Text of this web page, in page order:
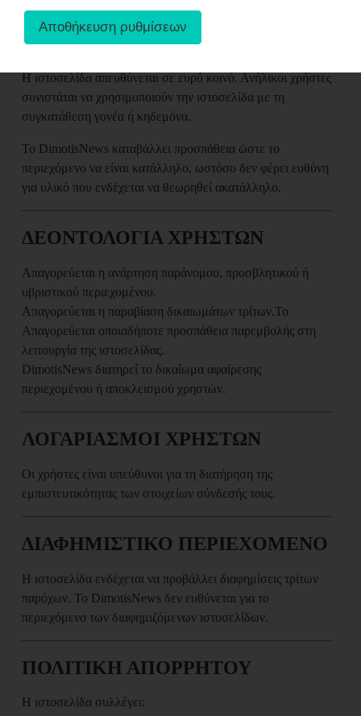
ΠΡΟΣΤΑΣΙΑ ΑΝΗΛΙΚΩΝ
Η ιστοσελίδα απευθύνεται σε ευρύ κοινό. Ανήλικοι χρήστες
συνιστάται να χρησιμοποιούν την ιστοσελίδα με τη
συγκατάθεση γονέα ή κηδεμόνα.
Το DimotisNews καταβάλλει προσπάθεια ώστε το
περιεχόμενο να είναι κατάλληλο, ωστόσο δεν φέρει ευθύνη
για υλικό που ενδέχεται να θεωρηθεί ακατάλληλο.
ΔΕΟΝΤΟΛΟΓΙΑ ΧΡΗΣΤΩΝ
Απαγορεύεται η ανάρτηση παράνομου, προσβλητικού ή
υβριστικού περιεχομένου.
Απαγορεύεται η παραβίαση δικαιωμάτων τρίτων.
Απαγορεύεται οποιαδήποτε προσπάθεια παρεμβολής στη
λειτουργία της ιστοσελίδας.
Το
DimotisNews διατηρεί το δικαίωμα αφαίρεσης
περιεχομένου ή αποκλεισμού χρηστών.
ΛΟΓΑΡΙΑΣΜΟΙ ΧΡΗΣΤΩΝ
Οι χρήστες είναι υπεύθυνοι για τη διατήρηση της
εμπιστευτικότητας των στοιχείων σύνδεσής τους.
ΔΙΑΦΗΜΙΣΤΙΚΟ ΠΕΡΙΕΧΟΜΕΝΟ
Η ιστοσελίδα ενδέχεται να προβάλλει διαφημίσεις τρίτων
παρόχων. Το DimotisNews δεν ευθύνεται για το
περιεχόμενο των διαφημιζόμενων ιστοσελίδων.
ΠΟΛΙΤΙΚΗ ΑΠΟΡΡΗΤΟΥ
Η ιστοσελίδα συλλέγει: